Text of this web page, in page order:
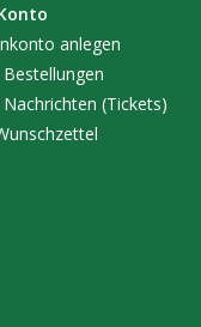
anlegen
(Tickets)